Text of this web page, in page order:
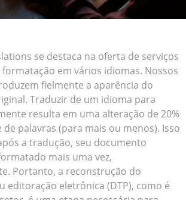
se destaca na oferta de serviços
formatação em vários idiomas. Nossos
fielmente a aparência do
Traduzir de um idioma para
resulta em uma alteração de 20%
palavras (para mais ou menos). Isso
a tradução, seu documento
mais uma vez,
Portanto, a reconstrução do
editoração eletrônica (DTP), como é